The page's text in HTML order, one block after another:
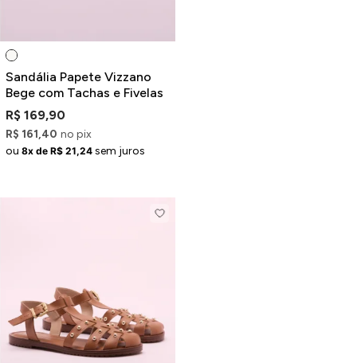
Sandália Papete Vizzano
Bege com Tachas e Fivelas
R$ 169,90
R$ 161,40 no pix
ou 8x de R$ 21,24 sem juros